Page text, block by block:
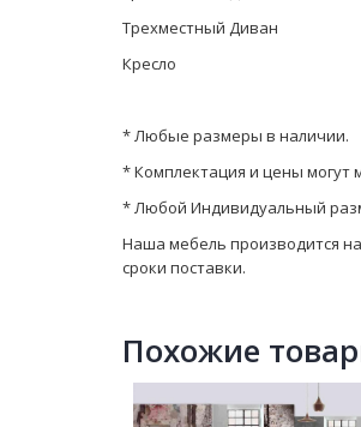
Трехместный Диван
Кресло
* Любые размеры в наличии.
* Комплектация и цены могут
* Любой Индивидуальный
Наша мебель производится
сроки поставки.
Похожие